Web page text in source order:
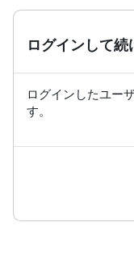
ログインして続
ログインしたユー
す。